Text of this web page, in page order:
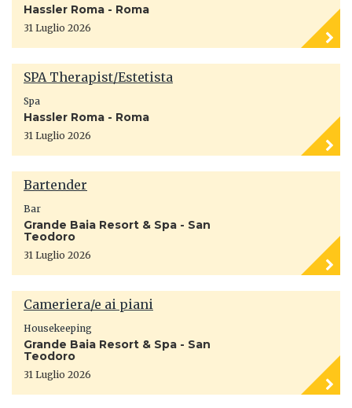
Hassler Roma - Roma
31 Luglio 2026
SPA Therapist/Estetista
Spa
Hassler Roma - Roma
31 Luglio 2026
Bartender
Bar
Grande Baia Resort & Spa - San
Teodoro
31 Luglio 2026
Cameriera/e ai piani
Housekeeping
Grande Baia Resort & Spa - San
Teodoro
31 Luglio 2026